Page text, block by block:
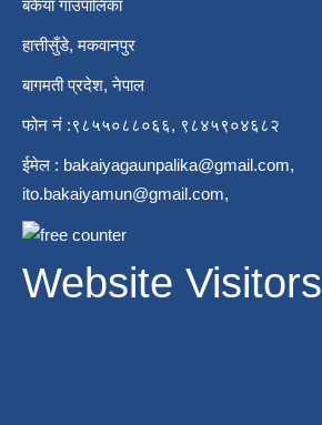
बकैया गाउँपालिका
हात्तीसुँडे, मकवानपुर
बागमती प्रदेश, नेपाल
फोन नं :९८५५०८८०६६, ९८४५९०४६८२
ईमेल : bakaiyagaunpalika@gmail.com,
ito.bakaiyamun@gmail.com,
Website Visitors